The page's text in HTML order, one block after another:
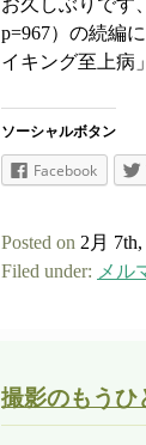
p=967）の続編
イキング至上病
ソーシャルボタン
Facebook
Posted on 2月 7th,
Filed under: メル
撮影のもうひ